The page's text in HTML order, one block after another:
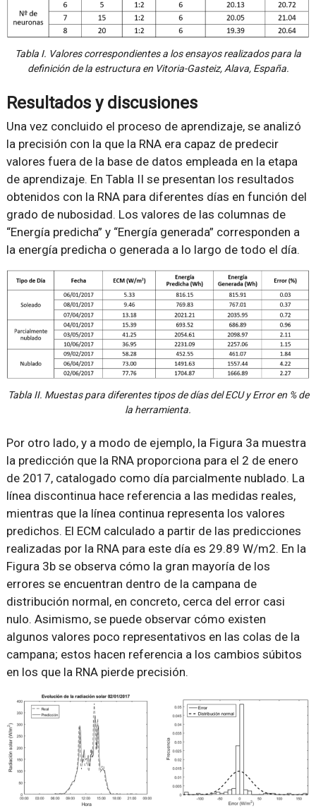
Tabla I. Valores correspondientes a los ensayos realizados para la
definición de la estructura en Vitoria-Gasteiz, Alava, España.
Resultados y discusiones
Una vez concluido el proceso de aprendizaje, se analizó
la precisión con la que la RNA era capaz de predecir
valores fuera de la base de datos empleada en la etapa
de aprendizaje. En Tabla II se presentan los resultados
obtenidos con la RNA para diferentes días en función del
grado de nubosidad. Los valores de las columnas de
“Energía predicha” y “Energía generada” corresponden a
la energía predicha o generada a lo largo de todo el día.
Tabla II. Muestas para diferentes tipos de días del ECU y Error en % de
la herramienta.
Por otro lado, y a modo de ejemplo, la Figura 3a muestra
la predicción que la RNA proporciona para el 2 de enero
de 2017, catalogado como día parcialmente nublado. La
línea discontinua hace referencia a las medidas reales,
mientras que la línea continua representa los valores
predichos. El ECM calculado a partir de las predicciones
realizadas por la RNA para este día es 29.89 W/m2. En la
Figura 3b se observa cómo la gran mayoría de los
errores se encuentran dentro de la campana de
distribución normal, en concreto, cerca del error casi
nulo. Asimismo, se puede observar cómo existen
algunos valores poco representativos en las colas de la
campana; estos hacen referencia a los cambios súbitos
en los que la RNA pierde precisión.